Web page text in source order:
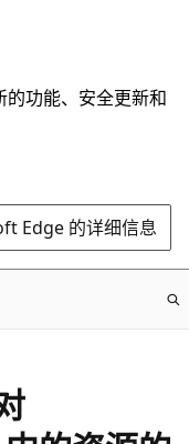
功能、安全更新和
Edge 的详细信息